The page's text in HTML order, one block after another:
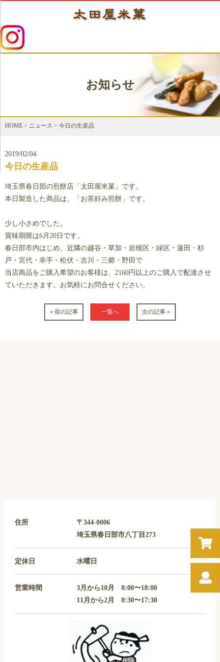
お知らせ
HOME > ニュース > 今日の生産品
2019/02/04
今日の生産品
埼玉県春日部の煎餅店「太田屋米菓」です。
本日製造した商品は、「お茶好み煎餅」です。
少し小さめでした。
賞味期限は6月20日です。
春日部市内はじめ、近隣の越谷・草加・岩槻区・緑区・蓮田・杉
戸・宮代・幸手・松伏・吉川・三郷・野田で
当店商品をご購入希望のお客様は、2160円以上のご購入で配達させ
ていただきます。お気軽にお問合せください。
« 前の記事 一覧へ 次の記事 »
住所
〒344-0006
埼玉県春日部市八丁目273
定休日 水曜日
営業時間
3月から10月 8:00〜18:00
11月から2月 8:30〜17:30